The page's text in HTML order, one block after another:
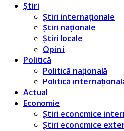
Știri
Știri internaționale
Știri naționale
Știri locale
Opinii
Politică
Politică națională
Politică
Actual
Economie
Știri economice
Știri economice